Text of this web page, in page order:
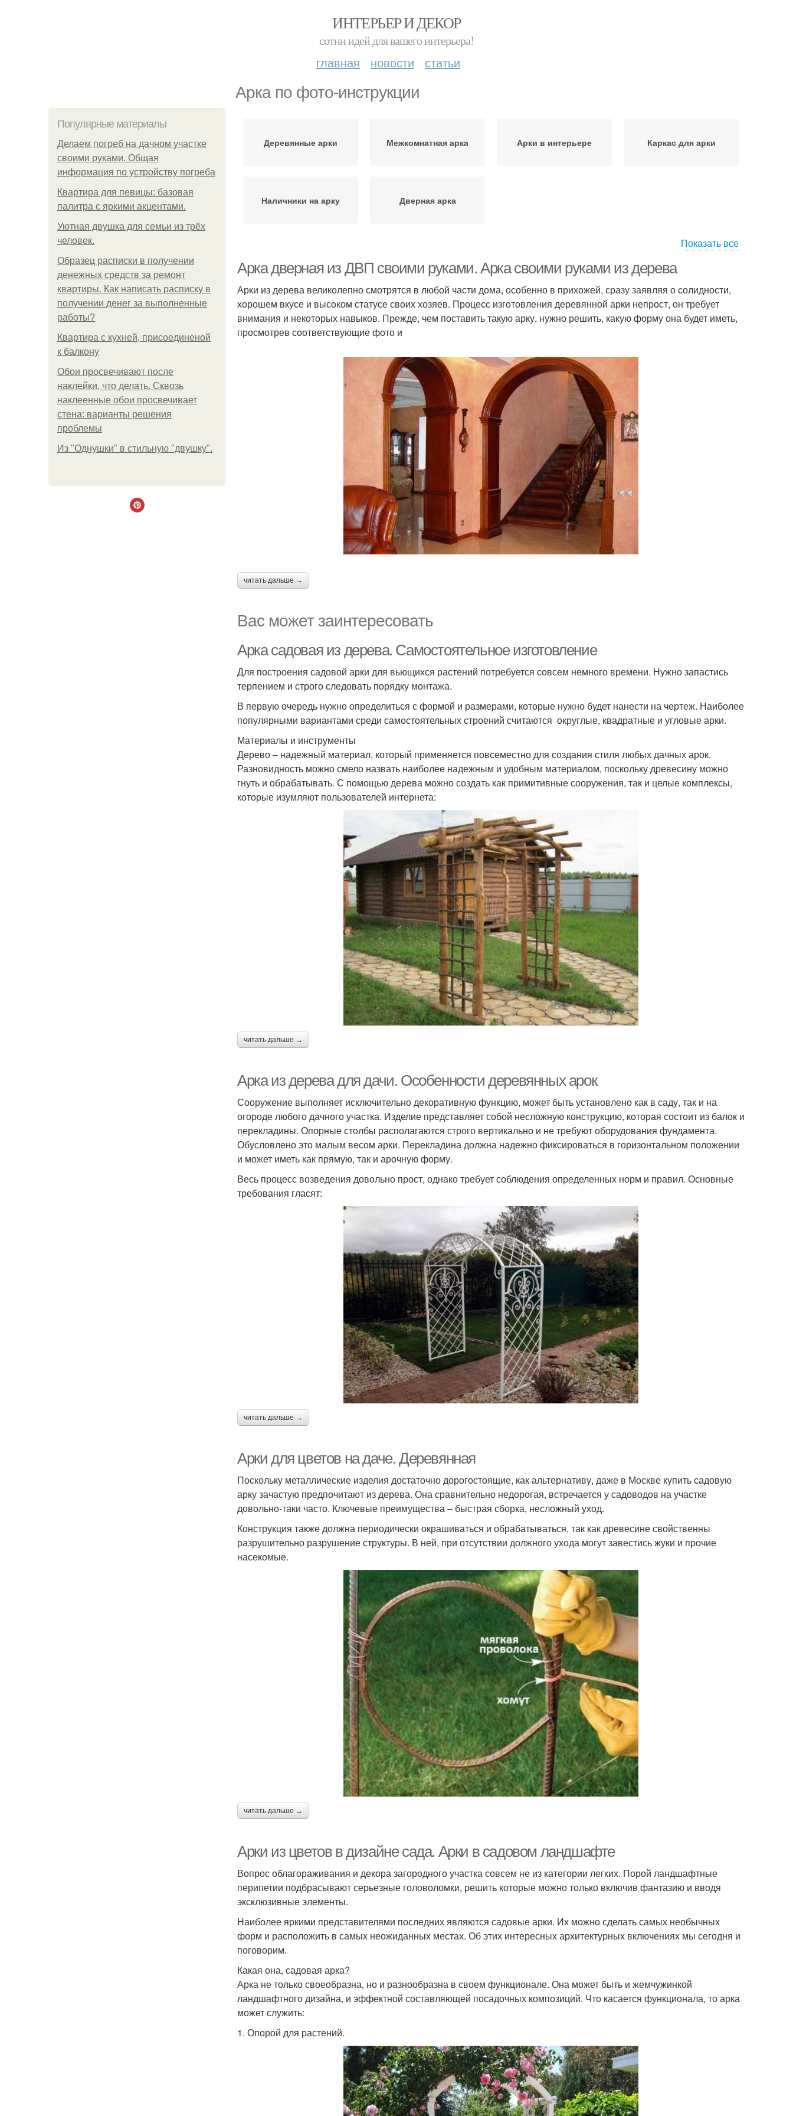
ИНТЕРЬЕР И ДЕКОР
сотни идей для вашего интерьера!
главная новости статьи
Арка по фото-инструкции
Популярные материалы
Делаем погреб на дачном участке
своими руками. Общая
информация по устройству погреба
Квартира для певицы: базовая
палитра с яркими акцентами.
Уютная двушка для семьи из трёх
человек.
Образец расписки в получении
денежных средств за ремонт
квартиры. Как написать расписку в
получении денег за выполненные
работы?
Квартира с кухней, присоединеной
к балкону
Обои просвечивают после
наклейки, что делать. Сквозь
наклеенные обои просвечивает
стена: варианты решения
проблемы
Из "Однушки" в стильную "двушку".
Деревянные арки Межкомнатная арка Арки в интерьере Каркас для арки
Наличники на арку Дверная арка
Показать все
Арка дверная из ДВП своими руками. Арка своими руками из дерева
Арки из дерева великолепно смотрятся в любой части дома, особенно в прихожей, сразу заявляя о солидности,
хорошем вкусе и высоком статусе своих хозяев. Процесс изготовления деревянной арки непрост, он требует
внимания и некоторых навыков. Прежде, чем поставить такую арку, нужно решить, какую форму она будет иметь,
просмотрев соответствующие фото и
читать дальше →
Вас может заинтересовать
Арка садовая из дерева. Самостоятельное изготовление
Для построения садовой арки для вьющихся растений потребуется совсем немного времени. Нужно запастись
терпением и строго следовать порядку монтажа.
В первую очередь нужно определиться с формой и размерами, которые нужно будет нанести на чертеж. Наиболее
популярными вариантами среди самостоятельных строений считаются округлые, квадратные и угловые арки.
Материалы и инструменты
Дерево – надежный материал, который применяется повсеместно для создания стиля любых дачных арок.
Разновидность можно смело назвать наиболее надежным и удобным материалом, поскольку древесину можно
гнуть и обрабатывать. С помощью дерева можно создать как примитивные сооружения, так и целые комплексы,
которые изумляют пользователей интернета:
читать дальше →
Арка из дерева для дачи. Особенности деревянных арок
Сооружение выполняет исключительно декоративную функцию, может быть установлено как в саду, так и на
огороде любого дачного участка. Изделие представляет собой несложную конструкцию, которая состоит из балок и
перекладины. Опорные столбы располагаются строго вертикально и не требуют оборудования фундамента.
Обусловлено это малым весом арки. Перекладина должна надежно фиксироваться в горизонтальном положении
и может иметь как прямую, так и арочную форму.
Весь процесс возведения довольно прост, однако требует соблюдения определенных норм и правил. Основные
требования гласят:
читать дальше →
Арки для цветов на даче. Деревянная
Поскольку металлические изделия достаточно дорогостоящие, как альтернативу, даже в Москве купить садовую
арку зачастую предпочитают из дерева. Она сравнительно недорогая, встречается у садоводов на участке
довольно-таки часто. Ключевые преимущества – быстрая сборка, несложный уход.
Конструкция также должна периодически окрашиваться и обрабатываться, так как древесине свойственны
разрушительно разрушение структуры. В ней, при отсутствии должного ухода могут завестись жуки и прочие
насекомые.
читать дальше →
Арки из цветов в дизайне сада. Арки в садовом ландшафте
Вопрос облагораживания и декора загородного участка совсем не из категории легких. Порой ландшафтные
перипетии подбрасывают серьезные головоломки, решить которые можно только включив фантазию и вводя
эксклюзивные элементы.
Наиболее яркими представителями последних являются садовые арки. Их можно сделать самых необычных
форм и расположить в самых неожиданных местах. Об этих интересных архитектурных включениях мы сегодня и
поговорим.
Какая она, садовая арка?
Арка не только своеобразна, но и разнообразна в своем функционале. Она может быть и жемчужинкой
ландшафтного дизайна, и эффектной составляющей посадочных композиций. Что касается функционала, то арка
может служить:
1. Опорой для растений.